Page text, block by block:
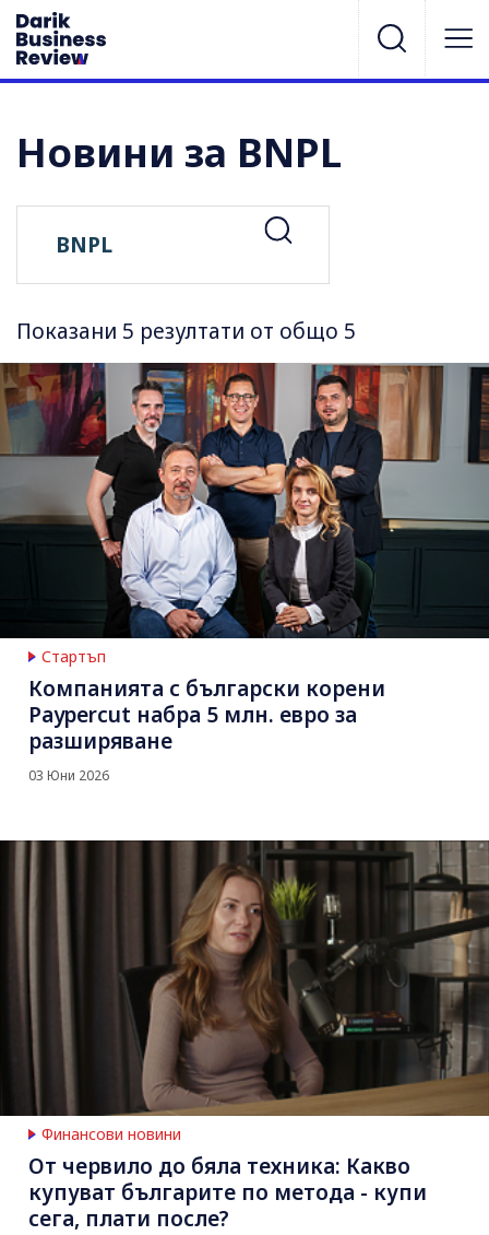
Новини за BNPL
Показани 5 резултати от общо 5
Стартъп
Компанията с български корени
Paypercut набра 5 млн. евро за
разширяване
03 Юни 2026
Финансови новини
От червило до бяла техника: Какво
купуват българите по метода - купи
сега, плати после?